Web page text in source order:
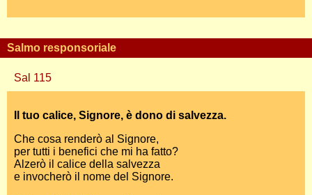
Salmo responsoriale
Sal 115
Il tuo calice, Signore, è dono di salvezza.
Che cosa renderò al Signore,
per tutti i benefici che mi ha fatto?
Alzerò il calice della salvezza
e invocherò il nome del Signore.